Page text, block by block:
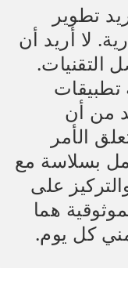
تطوير
لا أريد أن
التقنيات.
تطبيقات
من أن
الأمر
بسلاسة مع
على
هما
كل يوم.